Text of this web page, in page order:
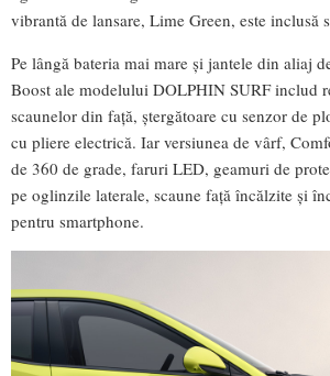
vibrantă de lansare, Lime Green, este inclusă
Pe lângă bateria mai mare și jantele din aliaj
Boost ale modelului DOLPHIN SURF includ
scaunelor din față, ștergătoare cu senzor de
cu pliere electrică. Iar versiunea de vârf,
de 360 de grade, faruri LED, geamuri de
pe oglinzile laterale, scaune față încălzite și
pentru smartphone.